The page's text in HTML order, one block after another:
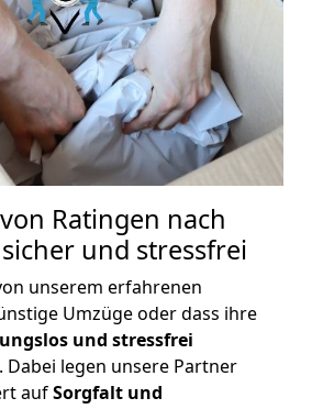
Ratingen nach
sicher und stressfrei
unserem erfahrenen
Umzüge oder dass ihre
und stressfrei
legen unsere Partner
aufSorgfalt und